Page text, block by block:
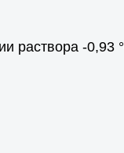
раствора -0,93 °